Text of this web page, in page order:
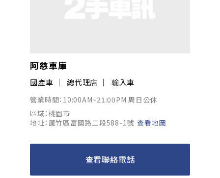
阿慈車庫
國產車 總代理店 輸入車
營業時間：10:00AM~21:00PM 周日公休
區域：桃園市
地址：蘆竹區富國路二段588-1號 查看地圖
查看聯絡電話